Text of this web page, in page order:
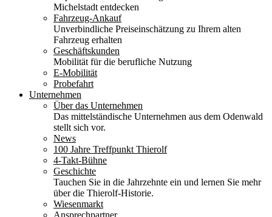
Michelstadt entdecken
Fahrzeug-Ankauf
Unverbindliche Preiseinschätzung zu Ihrem alten
Fahrzeug erhalten
Geschäftskunden
Mobilität für die berufliche Nutzung
E-Mobilität
Probefahrt
Unternehmen
Über das Unternehmen
Das mittelständische Unternehmen aus dem Odenwald
stellt sich vor.
News
100 Jahre Treffpunkt Thierolf
4-Takt-Bühne
Geschichte
Tauchen Sie in die Jahrzehnte ein und lernen Sie mehr
über die Thierolf-Historie.
Wiesenmarkt
Ansprechpartner